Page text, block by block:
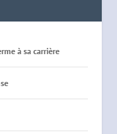
à sa carrière